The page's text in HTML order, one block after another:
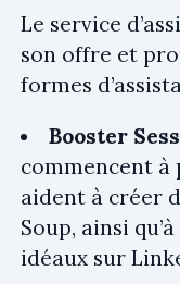
Le service
son offre et
formes
Booster
commencent
aident à créer
Soup, ainsi
idéaux sur